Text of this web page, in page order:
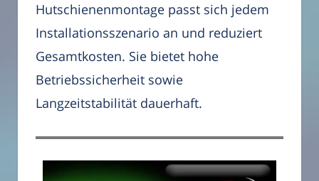
Hutschienenmontage passt sich jedem
Installationsszenario an und reduziert
Gesamtkosten. Sie bietet hohe
Betriebssicherheit sowie
Langzeitstabilität dauerhaft.